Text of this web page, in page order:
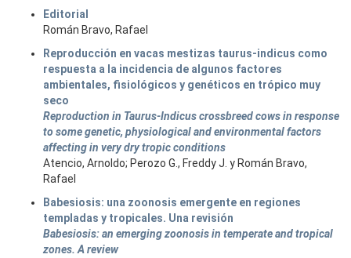
Editorial
Román Bravo, Rafael
Reproducción en vacas mestizas taurus-indicus como
respuesta a la incidencia de algunos factores
ambientales, fisiológicos y genéticos en trópico muy
seco
Reproduction in Taurus-Indicus crossbreed cows in response
to some genetic, physiological and environmental factors
affecting in very dry tropic conditions
Atencio, Arnoldo; Perozo G., Freddy J. y Román Bravo,
Rafael
Babesiosis: una zoonosis emergente en regiones
templadas y tropicales. Una revisión
Babesiosis: an emerging zoonosis in temperate and tropical
zones. A review